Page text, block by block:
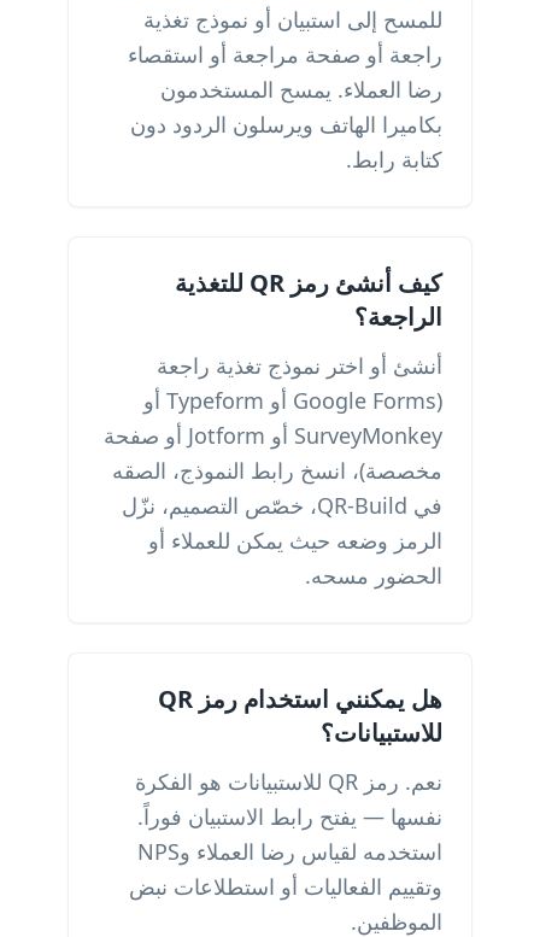
للمسح إلى استبيان أو نموذج تغذية
راجعة أو صفحة مراجعة أو استقصاء
رضا العملاء. يمسح المستخدمون
بكاميرا الهاتف ويرسلون الردود دون
كتابة رابط.
كيف أنشئ رمز QR للتغذية
الراجعة؟
أنشئ أو اختر نموذج تغذية راجعة
(Google Forms أو Typeform أو
SurveyMonkey أو Jotform أو صفحة
مخصصة)، انسخ رابط النموذج، الصقه
في QR-Build، خصّص التصميم، نزّل
الرمز وضعه حيث يمكن للعملاء أو
الحضور مسحه.
هل يمكنني استخدام رمز QR
للاستبيانات؟
نعم. رمز QR للاستبيانات هو الفكرة
نفسها — يفتح رابط الاستبيان فوراً.
استخدمه لقياس رضا العملاء وNPS
وتقييم الفعاليات أو استطلاعات نبض
الموظفين.